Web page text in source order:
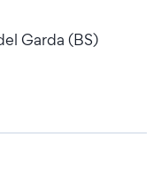
Garda (BS)